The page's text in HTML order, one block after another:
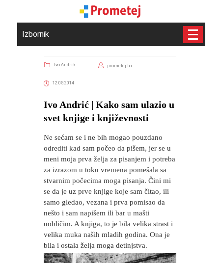
Izbornik
Ivo Andrić prometej.ba
12.05.2014
Ivo Andrić | Kako sam ulazio u
svet knjige i književnosti
Ne sećam se i ne bih mogao pouzdano
odrediti kad sam počeo da pišem, jer se u
meni moja prva želja za pisanjem i potreba
za izrazom u toku vremena pomešala sa
stvarnim počecima moga pisanja. Čini mi
se da je uz prve knjige koje sam čitao, ili
samo gledao, vezana i prva pomisao da
nešto i sam napišem ili bar u mašti
uobličim. A knjiga, to je bila velika strast i
velika muka naših mladih godina. Ona je
bila i ostala želja moga detinjstva.